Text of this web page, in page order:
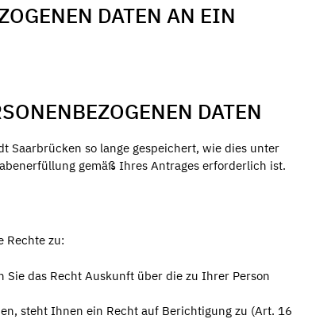
DATEN AN EIN
DATEN
Saarbrücken so lange gespeichert, wie dies unter
gemäß Ihres Antrages erforderlich ist.
Rechte zu:
Sie das Recht Auskunft über die zu Ihrer Person
steht Ihnen ein Recht auf Berichtigung zu (Art. 16